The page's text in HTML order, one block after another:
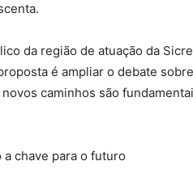
da região de atuação da
é ampliar o debate
caminhos são
chave para o futuro